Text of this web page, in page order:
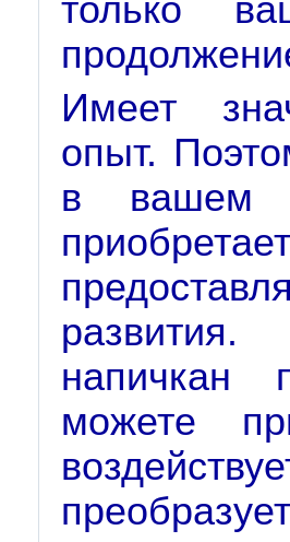
только
Имеет
опыт.
в вашем
развития.
напичкан
можете